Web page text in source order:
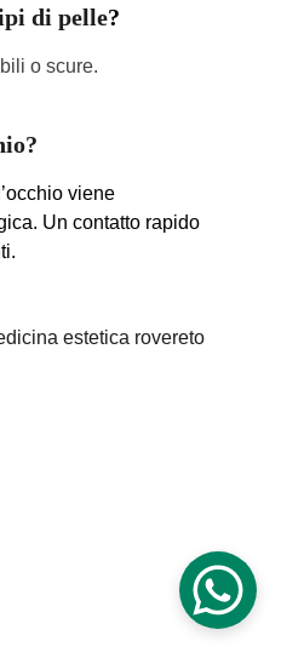
di pelle?
o scure.
viene
Un contatto rapido